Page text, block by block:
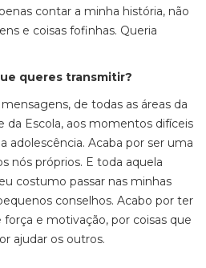
contar a minha história, não
e coisas fofinhas. Queria
queres transmitir?
de todas as áreas da
da Escola, aos momentos difíceis
adolescência. Acaba por ser uma
nós próprios. E toda aquela
costumo passar nas minhas
conselhos. Acabo por ter
e motivação, por coisas que
ajudar os outros.